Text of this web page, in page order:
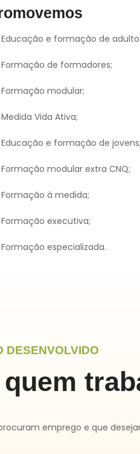
Educação e formação de
Formação de formadores;
Formação modular;
Medida Vida Ativa;
Educação e formação de jovens;
Formação modular extra CNQ;
Formação à medida;
Formação executiva;
Formação especializada.
DESENVOLVIDO
quem
emprego e que